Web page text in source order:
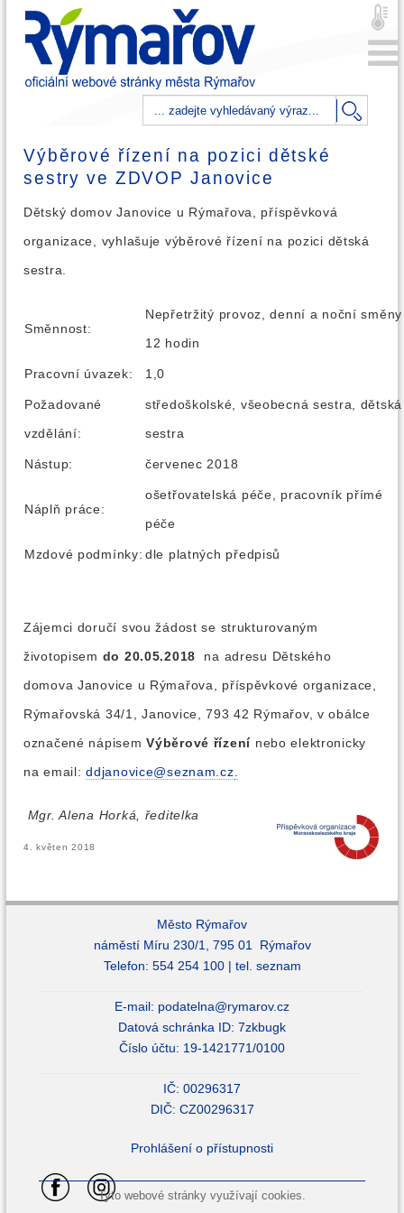
Výběrové řízení na pozici dětské
sestry ve ZDVOP Janovice
Dětský domov Janovice u Rýmařova, příspěvková
organizace, vyhlašuje výběrové řízení na pozici dětská
sestra.
Směnnost:
Nepřetržitý provoz, denní a noční směny
12 hodin
Pracovní úvazek: 1,0
Požadované
vzdělání:
středoškolské, všeobecná sestra, dětská
sestra
Nástup: červenec 2018
Náplň práce:
ošetřovatelská péče, pracovník přímé
péče
Mzdové podmínky: dle platných předpisů
Zájemci doručí svou žádost se strukturovaným
životopisem do 20.05.2018 na adresu Dětského
domova Janovice u Rýmařova, příspěvkové organizace,
Rýmařovská 34/1, Janovice, 793 42 Rýmařov, v obálce
označené nápisemVýběrové řízení nebo elektronicky
na email:ddjanovice@seznam.cz
Mgr. Alena Horká, ředitelka
4. květen 2018
Město Rýmařov
náměstí Míru 230/1, 795 01 Rýmařov
Telefon: 554 254 100 | tel. seznam
E-mail: podatelna@rymarov.cz
Datová schránka ID: 7zkbugk
Číslo účtu: 19-1421771/0100
IČ: 00296317
DIČ: CZ00296317
Prohlášení o přístupnosti
Tyto webové stránky využívají cookies.